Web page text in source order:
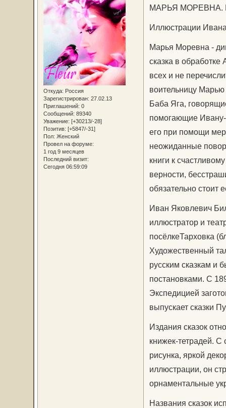
Откуда: Россия
Зарегистрирован: 27.02.13
Приглашений: 0
Сообщений: 89340
Уважение: [+30213/-28]
Позитив: [+5847/-31]
Пол: Женский
Провел на форуме:
1 год 9 месяцев
Последний визит:
Сегодня 06:59:09
МАРЬЯ МОРЕВНА.
Иллюстрации
Марья Моревна -
сказка в
всех и не
воительницу
Баба Яга,
помогающие Ивану-
его при помощи
неожиданные
книги к
верности,
обязательно стоит
Иван Яковлевич
иллюстратор и
посёлкеТарховка
Художественный
русским сказкам и
постановками. С
Экспедицией
выпускает сказки
Издания сказок
книжек-тетрадей. С
рисунка, яркой
иллюстрации, он
орнаментальные
Названия сказок